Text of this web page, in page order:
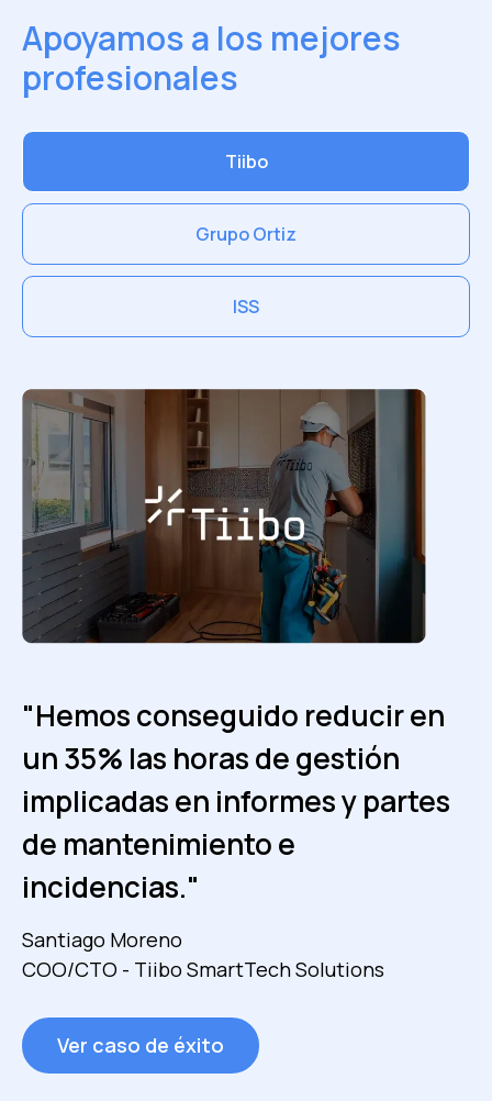
Apoyamos a los mejores
profesionales
Tiibo
Grupo Ortiz
ISS
"Hemos conseguido reducir en
un 35% las horas de gestión
implicadas en informes y partes
de mantenimiento e
incidencias."
Santiago Moreno
COO/CTO - Tiibo SmartTech Solutions
Ver caso de éxito
"Los informes mensuales solían
tardar una semana en
prepararse. Con Fracttal, estos
informes están listos en 1 día, lo
que supone una mejora del
86%."
Consultora de Transformación Digital – Grupo
Ortiz
"El tiempo de respuesta a los
tickets de nuestros clientes ha
mejorado un 30%."
Administrador de software – ISS
Ver caso de éxito